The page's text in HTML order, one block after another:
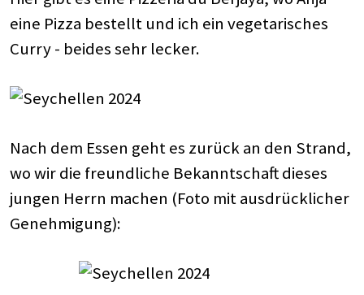
eine Pizza bestellt und ich ein vegetarisches
Curry - beides sehr lecker.
Nach dem Essen geht es zurück an den Strand,
wo wir die freundliche Bekanntschaft dieses
jungen Herrn machen (Foto mit ausdrücklicher
Genehmigung):